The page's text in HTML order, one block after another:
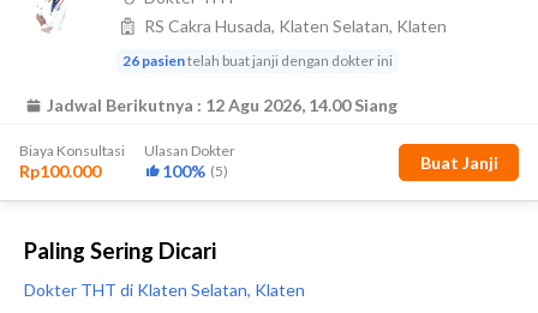
Paling Sering Dicari
Dokter THT di Klaten Selatan, Klaten